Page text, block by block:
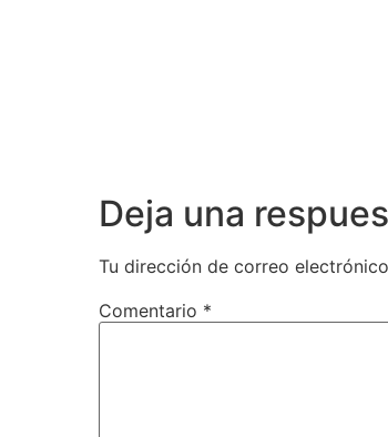
Deja una
Tu dirección de correo
Comentario *